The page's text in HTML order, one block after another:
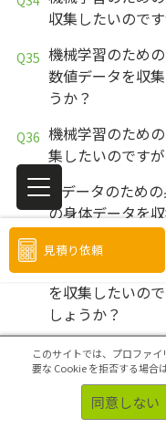
収集したいので
機械学習のため
数値データを収
うか？
機械学習のため
集したいのです
AIデータのため
の身体データを
くこと可能でし
AIデータのため
を収集したいの
しょうか？
AIデータのため
収集したいので
ょうか？
見積り依頼
このサイトでは、プロファイ
要な Cookie を拒否する場合
同意しない